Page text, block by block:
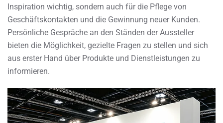
Inspiration wichtig, sondern auch für die Pflege von
Geschäftskontakten und die Gewinnung neuer Kunden.
Persönliche Gespräche an den Ständen der Aussteller
bieten die Möglichkeit, gezielte Fragen zu stellen und sich
aus erster Hand über Produkte und Dienstleistungen zu
informieren.